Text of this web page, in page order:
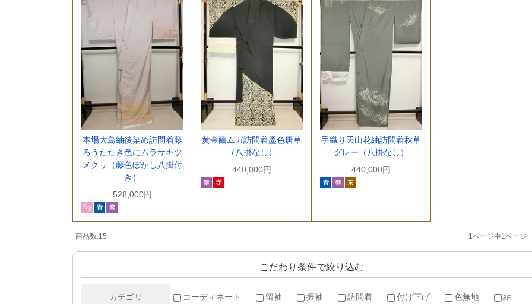
本場大島紬後染め訪問着藤
ろうたたき色にムラサキツ
メクサ（藤色ぼかし八掛付
き）
528,000円
黄金繭ムガ訪問着墨色唐草
（八掛なし）
440,000円
手織り天山花紬訪問着秋草
グレー（八掛なし）
440,000円
商品数:15 1ページ中1ページ
こだわり条件で絞り込む
カテゴリ コーディネート 留袖 振袖 訪問着 付け下げ 色無地
紬